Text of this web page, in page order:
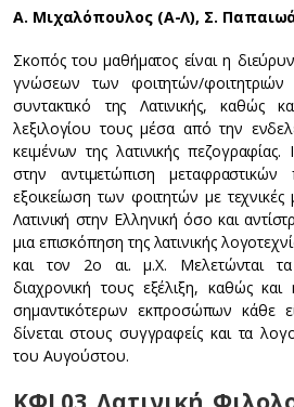
Α. Μιχαλόπουλος (Α-Λ), Σ.
Σκοπός του μαθήματος είναι η
γνώσεων των φοιτητών/
συντακτικό της Λατινικής, καθώς
λεξιλογίου τους μέσα από την
κειμένων της λατινικής πεζογραφίας.
στην αντιμετώπιση
εξοικείωση των φοιτητών με
Λατινική στην Ελληνική όσο και
μια επισκόπηση της λατινικής
και τον 2ο αι. μ.Χ. Μελετώνται τα
διαχρονική τους εξέλιξη, καθώς
σημαντικότερων εκπροσώπων κάθε
δίνεται στους συγγραφείς και τα
του Αυγούστου.